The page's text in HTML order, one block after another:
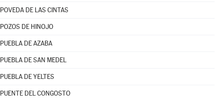
POVEDA DE LAS CINTAS
POZOS DE HINOJO
PUEBLA DE AZABA
PUEBLA DE SAN MEDEL
PUEBLA DE YELTES
PUENTE DEL CONGOSTO